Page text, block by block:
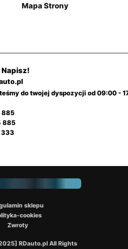
Mapa Strony
do twojej dyspozycji od 09:00 -
885
885
333
RDauto.pl All Rights
sklepu
cookies
Zwroty